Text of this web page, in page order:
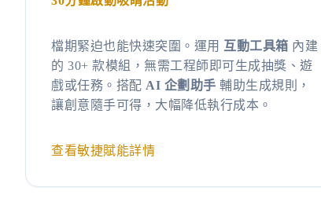
檔期緊迫也能快速突圍。運用 互動工具箱 內建
的 30+ 款模組，無需工程師即可生成抽獎、遊
戲或任務。搭配 AI 企劃助手 輔助生成規則，
讓創意隨手可得，大幅降低執行成本。
查看敏捷賦能詳情